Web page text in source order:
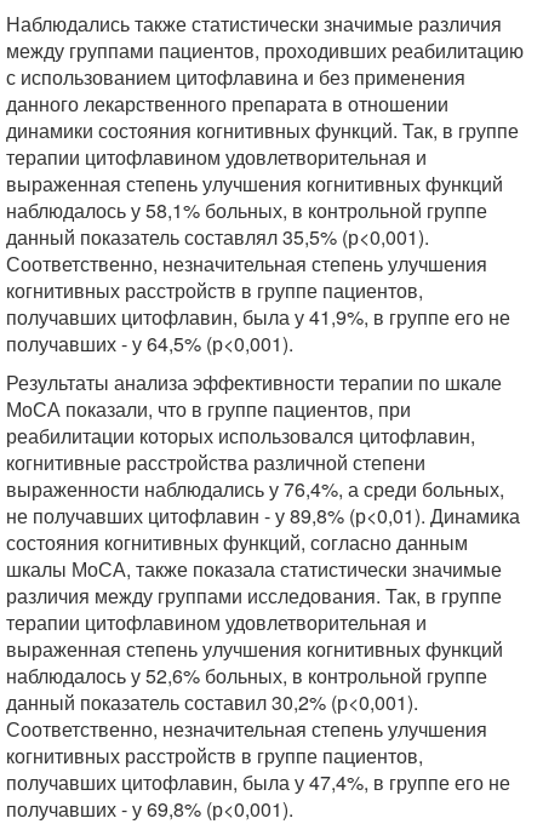
Наблюдались также статистически значимые различия
между группами пациентов, проходивших реабилитацию
с использованием цитофлавина и без применения
данного лекарственного препарата в отношении
динамики состояния когнитивных функций. Так, в группе
терапии цитофлавином удовлетворительная и
выраженная степень улучшения когнитивных функций
наблюдалось у 58,1% больных, в контрольной группе
данный показатель составлял 35,5% (р<0,001).
Соответственно, незначительная степень улучшения
когнитивных расстройств в группе пациентов,
получавших цитофлавин, была у 41,9%, в группе его не
получавших - у 64,5% (р<0,001).
Результаты анализа эффективности терапии по шкале
МоСА показали, что в группе пациентов, при
реабилитации которых использовался цитофлавин,
когнитивные расстройства различной степени
выраженности наблюдались у 76,4%, а среди больных,
не получавших цитофлавин - у 89,8% (р<0,01). Динамика
состояния когнитивных функций, согласно данным
шкалы МоСА, также показала статистически значимые
различия между группами исследования. Так, в группе
терапии цитофлавином удовлетворительная и
выраженная степень улучшения когнитивных функций
наблюдалось у 52,6% больных, в контрольной группе
данный показатель составил 30,2% (р<0,001).
Соответственно, незначительная степень улучшения
когнитивных расстройств в группе пациентов,
получавших цитофлавин, была у 47,4%, в группе его не
получавших - у 69,8% (р<0,001).